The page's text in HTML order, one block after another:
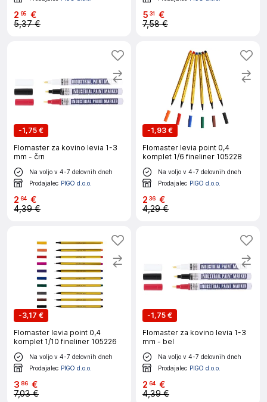
2 95 €
5,37 €
5 31 €
7,58 €
-1,75 €
Flomaster za kovino levia 1-3
mm - črn
Na voljo v 4-7 delovnih dneh
Prodajalec PIGO d.o.o.
2 64 €
4,39 €
-1,93 €
Flomaster levia point 0,4
komplet 1/6 fineliner 105228
Na voljo v 4-7 delovnih dneh
Prodajalec PIGO d.o.o.
2 36 €
4,29 €
-3,17 €
Flomaster levia point 0,4
komplet 1/10 fineliner 105226
Na voljo v 4-7 delovnih dneh
Prodajalec PIGO d.o.o.
3 86 €
7,03 €
-1,75 €
Flomaster za kovino levia 1-3
mm - bel
Na voljo v 4-7 delovnih dneh
Prodajalec PIGO d.o.o.
2 64 €
4,39 €